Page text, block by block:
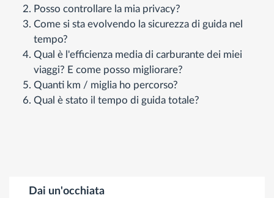
Posso controllare la mia privacy?
Come si sta evolvendo la sicurezza di guida nel
tempo?
Qual è l'efficienza media di carburante dei miei
viaggi? E come posso migliorare?
Quanti km / miglia ho percorso?
Qual è stato il tempo di guida totale?
Dai un'occhiata